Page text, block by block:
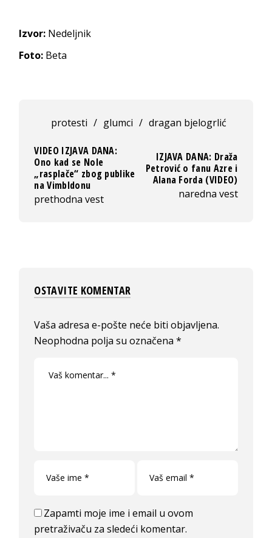
Izvor: Nedeljnik
Foto: Beta
protesti / glumci / dragan bjelogrlić
VIDEO IZJAVA DANA:
Ono kad se Nole
„rasplače“ zbog publike
na Vimbldonu
prethodna vest
IZJAVA DANA: Draža
Petrović o fanu Azre i
Alana Forda (VIDEO)
naredna vest
OSTAVITE KOMENTAR
Vaša adresa e-pošte neće biti objavljena.
Neophodna polja su označena*
Zapamti moje ime i email u ovom
pretraživaču za sledeći komentar.